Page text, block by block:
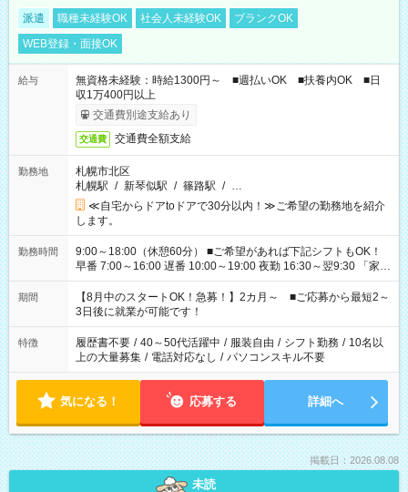
派遣 職種未経験OK 社会人未経験OK
ブランクOK
WEB登録・面接OK
給与
無資格未経験：時給1300円～ ■週払いOK ■扶養内OK ■日
収1万400円以上
交通費別途支給あり
交通費 交通費全額支給
勤務地
札幌市北区
札幌駅 / 新琴似駅 / 篠路駅 / …
≪自宅からドアtoドアで30分以内！≫ご希望の勤務地を紹介
します。
勤務時間
9:00～18:00（休憩60分） ■ご希望があれば下記シフトもOK！
早番 7:00～16:00 遅番 10:00～19:00 夜勤 16:30～翌9:30 「家族
と休みを合わせたい」 「余裕を持って夕飯の準備がしたい」
「できれば残業はしたくない」 など、ご希望を教えてください
ね。 ※Wワーク希望の方へ 今ご覧のお仕事で希望する勤務時間
と、もう1つのお仕事の勤務時間。 合計で週40時間を超える場
合は応募できません。
期間
【8月中のスタートOK！急募！】2カ月～ ■ご応募から最短2～
3日後に就業が可能です！
特徴 履歴書不要 / 40～50代活躍中 / 服装自由 / シフト勤務 / 10名以
上の大量募集 / 電話対応なし / パソコンスキル不要
気になる！ 応募する 詳細へ
掲載日：2026.08.08
未読